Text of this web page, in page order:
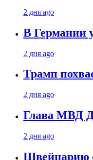
2 дня ago
В Германии
2 дня ago
Трамп
2 дня ago
Глава МВД
2 дня ago
Швейцарию